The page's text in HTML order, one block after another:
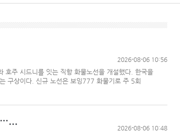
2026-08-06 10:56
호주 시드니를 잇는 직항 화물노선을 개설했다. 한국을
구상이다. 신규 노선은 보잉777 화물기로 주 5회
2026-08-06 10:48